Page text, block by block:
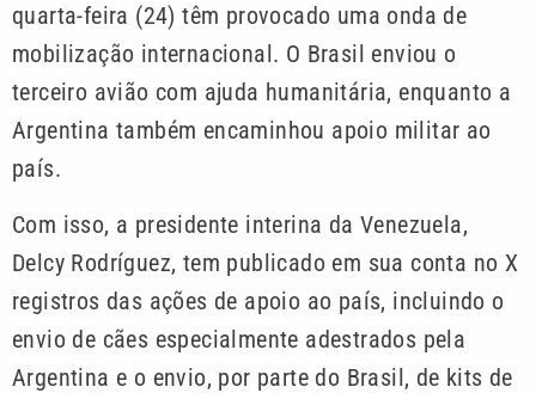
quarta-feira (24) têm provocado uma onda de
mobilização internacional. O Brasil enviou o
terceiro avião com ajuda humanitária, enquanto a
Argentina também encaminhou apoio militar ao
país.
Com isso, a presidente interina da Venezuela,
Delcy Rodríguez, tem publicado em sua conta no X
registros das ações de apoio ao país, incluindo o
envio de cães especialmente adestrados pela
Argentina e o envio, por parte do Brasil, de kits de